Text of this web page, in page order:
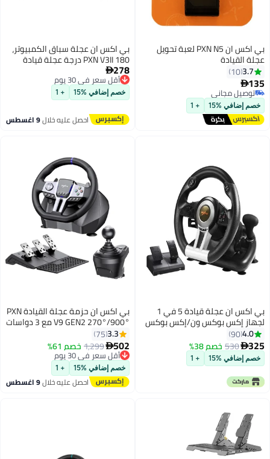
بي اكس ان PXN N5 لعبة تحويل
عجلة القيادة
3.7
10
135
توصيل مجاني
توصيل مجاني
خصم إضافي %15 + 1
بي اكس ان عجلة سباق الكمبيوتر،
PXN V3II 180 درجة عجلة قيادة
عالمية USB لمحاكاة سباق السيارات
مع دواسات لـ PS3، PS4، Xbox One،
Xbox Series X/S، نينتندو سويتش
278
أقل سعر في 30 يوم
توصيل مجاني
أقل سعر في 30 يوم
خصم إضافي %15 + 1
احصل عليه خلال9 اغسطس
بي اكس ان عجلة قيادة 5 في 1
لجهاز إكس بوكس ون/إكس بوكس
سيريس إكس/إس/ جهاز الكمبيوتر/
سويتش
4.0
90
325
530 خصم 38%
خصم إضافي %15 + 1
بي اكس ان حزمة عجلة القيادة PXN
V9 GEN2 270°/900° مع 3 دواسات
و 6+R ناقل حركة، توافق متعدد
المنصات للكمبيوتر، Xbox Series
X/S، PS4، PS3، سويتش – اهتزاز
مزدوج المحرك، مشفر مغناطيسي،
دواسات تأثير هول وأضواء RGB
3.3
75
502
1,299خصم 61%
أقل سعر في 30 يوم
توصيل مجاني
أقل سعر في 30 يوم
خصم إضافي %15 + 1
احصل عليه خلال9 اغسطس